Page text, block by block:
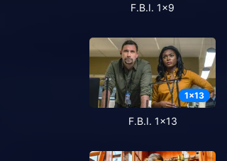
F.B.I. 1x9
1x13
F.B.I. 1x13